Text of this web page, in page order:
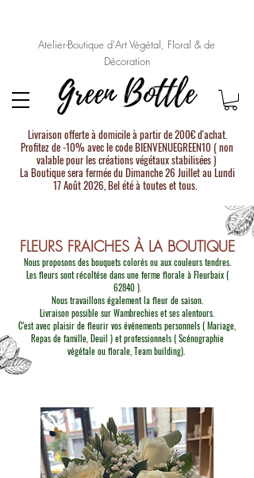
Atelier-Boutique d'Art Végétal, Floral & de
Décoration
Livraison offerte à domicile à partir de 200€ d'achat.
Profitez de -10% avec le code BIENVENUEGREEN10 ( non
valable pour les créations végétaux stabilisées )
La Boutique sera fermée du Dimanche 26 Juillet au Lundi
17 Août 2026, Bel été à toutes et tous.
FLEURS FRAICHES À LA BOUTIQUE
Nous proposons des bouquets colorés ou aux couleurs tendres.
Les fleurs sont récoltése dans une ferme florale à Fleurbaix (
62840 ).
Nous travaillons également la fleur de saison.
Livraison possible sur Wambrechies et ses alentours.
C'est avec plaisir de fleurir vos événements personnels ( Mariage,
Repas de famille, Deuil ) et professionnels ( Scénographie
végétale ou florale, Team building).